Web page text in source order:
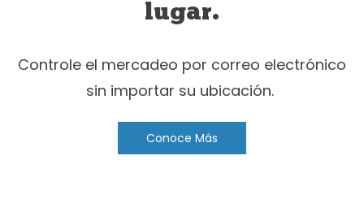
lugar.
Controle el mercadeo por correo electrónico
sin importar su ubicación.
Conoce Más